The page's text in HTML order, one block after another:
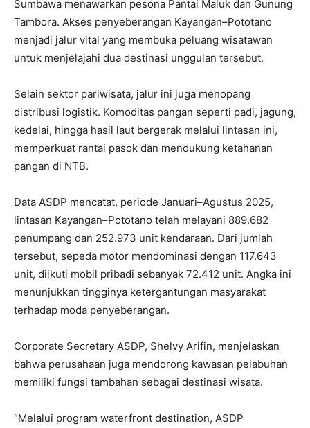
Sumbawa menawarkan pesona Pantai Maluk dan Gunung
Tambora. Akses penyeberangan Kayangan–Pototano
menjadi jalur vital yang membuka peluang wisatawan
untuk menjelajahi dua destinasi unggulan tersebut.
Selain sektor pariwisata, jalur ini juga menopang
distribusi logistik. Komoditas pangan seperti padi, jagung,
kedelai, hingga hasil laut bergerak melalui lintasan ini,
memperkuat rantai pasok dan mendukung ketahanan
pangan di NTB.
Data ASDP mencatat, periode Januari–Agustus 2025,
lintasan Kayangan–Pototano telah melayani 889.682
penumpang dan 252.973 unit kendaraan. Dari jumlah
tersebut, sepeda motor mendominasi dengan 117.643
unit, diikuti mobil pribadi sebanyak 72.412 unit. Angka ini
menunjukkan tingginya ketergantungan masyarakat
terhadap moda penyeberangan.
Corporate Secretary ASDP, Shelvy Arifin, menjelaskan
bahwa perusahaan juga mendorong kawasan pelabuhan
memiliki fungsi tambahan sebagai destinasi wisata.
“Melalui program waterfront destination, ASDP